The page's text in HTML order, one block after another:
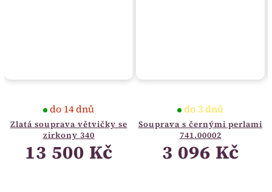
Zlatá souprava větvičky se
zirkony 340
do 14 dnů
13 500 Kč
Souprava s černými perlami
741.00002
do 3 dnů
3 096 Kč